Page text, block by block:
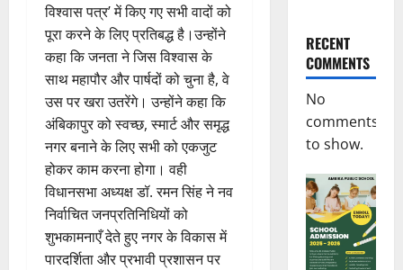
विश्वास पत्र’ में किए गए सभी वादों को
पूरा करने के लिए प्रतिबद्ध है।उन्होंने
कहा कि जनता ने जिस विश्वास के
साथ महापौर और पार्षदों को चुना है, वे
उस पर खरा उतरेंगे। उन्होंने कहा कि
अंबिकापुर को स्वच्छ, स्मार्ट और समृद्ध
नगर बनाने के लिए सभी को एकजुट
होकर काम करना होगा। वही
विधानसभा अध्यक्ष डॉ. रमन सिंह ने नव
निर्वाचित जनप्रतिनिधियों को
शुभकामनाएँ देते हुए नगर के विकास में
पारदर्शिता और प्रभावी प्रशासन पर
RECENT
COMMENTS
No
comments
to show.